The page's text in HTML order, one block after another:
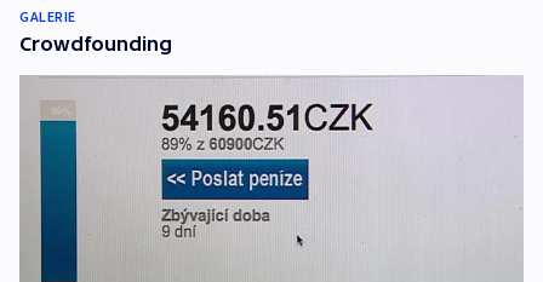
GALERIE
Crowdfounding